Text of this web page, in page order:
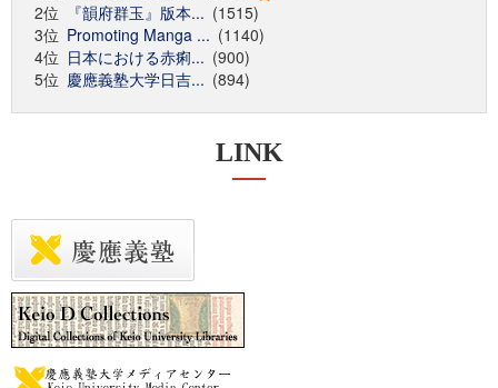
2位
『韻府群玉』版本... (1515)
3位 Promoting Manga ... (1140)
4位 日本における赤痢... (900)
5位 慶應義塾大学日吉... (894)
LINK